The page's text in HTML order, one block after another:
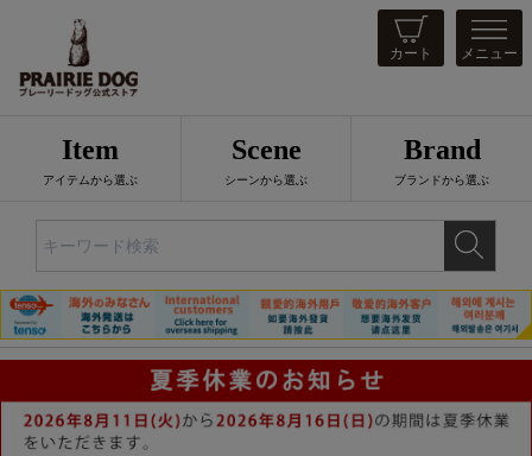
カート メニュー
Item
アイテムから選ぶ
Scene
シーンから選ぶ
Brand
ブランドから選ぶ